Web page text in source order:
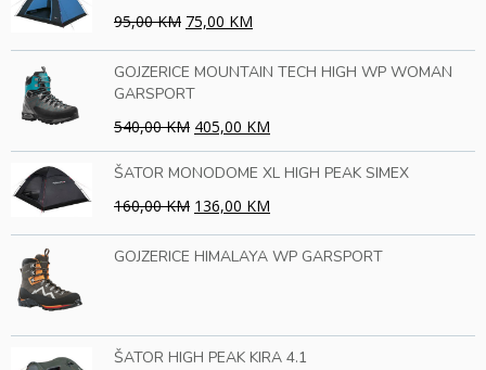
95,00 KM 75,00 KM
GOJZERICE MOUNTAIN TECH HIGH WP WOMAN
GARSPORT
540,00 KM 405,00 KM
ŠATOR MONODOME XL HIGH PEAK SIMEX
160,00 KM 136,00 KM
GOJZERICE HIMALAYA WP GARSPORT
ŠATOR HIGH PEAK KIRA 4.1